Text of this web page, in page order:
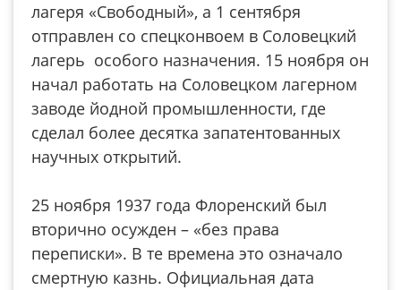
лагеря «Свободный», а 1 сентября
отправлен со спецконвоем в Соловецкий
лагерь особого назначения. 15 ноября он
начал работать на Соловецком лагерном
заводе йодной промышленности, где
сделал более десятка запатентованных
научных открытий.
25 ноября 1937 года Флоренский был
вторично осужден – «без права
переписки». В те времена это означало
смертную казнь. Официальная дата